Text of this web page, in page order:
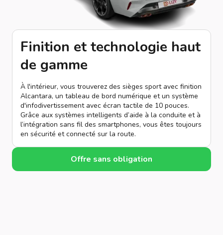
Finition et technologie haut
de gamme
À l'intérieur, vous trouverez des sièges sport avec finition
Alcantara, un tableau de bord numérique et un système
d'infodivertissement avec écran tactile de 10 pouces.
Grâce aux systèmes intelligents d’aide à la conduite et à
l’intégration sans fil des smartphones, vous êtes toujours
en sécurité et connecté sur la route.
Offre sans obligation